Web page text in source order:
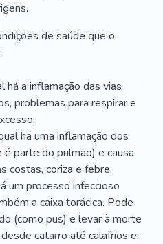
de saúde que o
há a inflamação das vias
problemas para respirar e
há uma inflamação dos
parte do pulmão) e causa
costas, coriza e febre;
um processo infeccioso
a caixa torácica. Pode
(como pus) e levar à morte
catarro até calafrios e